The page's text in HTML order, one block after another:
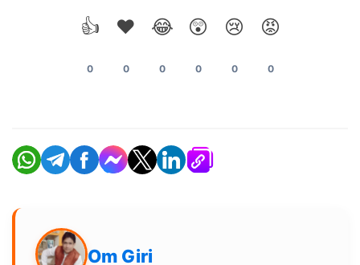
👍
0
❤️
0
😂
0
😲
0
😢
0
😡
0
Om Giri